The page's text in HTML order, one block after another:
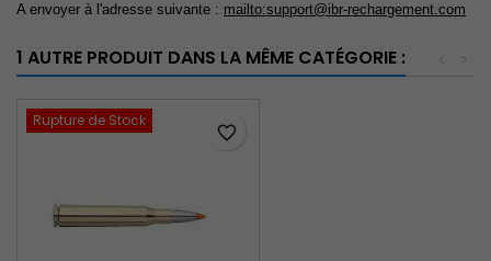
A envoyer à l'adresse suivante : mailto:support@ibr-rechargement.com
1 AUTRE PRODUIT DANS LA MÊME CATÉGORIE :
Rupture de Stock
favorite_border